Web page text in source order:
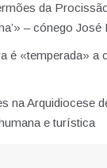
da
– cónego José
é «temperada» a
na Arquidiocese
e turística